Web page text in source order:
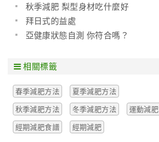
秋季減肥 梨型身材吃什麼好
拜日式的益處
亞健康狀態自測 你符合嗎？
相關標籤
春季減肥方法
夏季減肥方法
秋季減肥方法
冬季減肥方法
運動減肥
經期減肥食譜
經期減肥